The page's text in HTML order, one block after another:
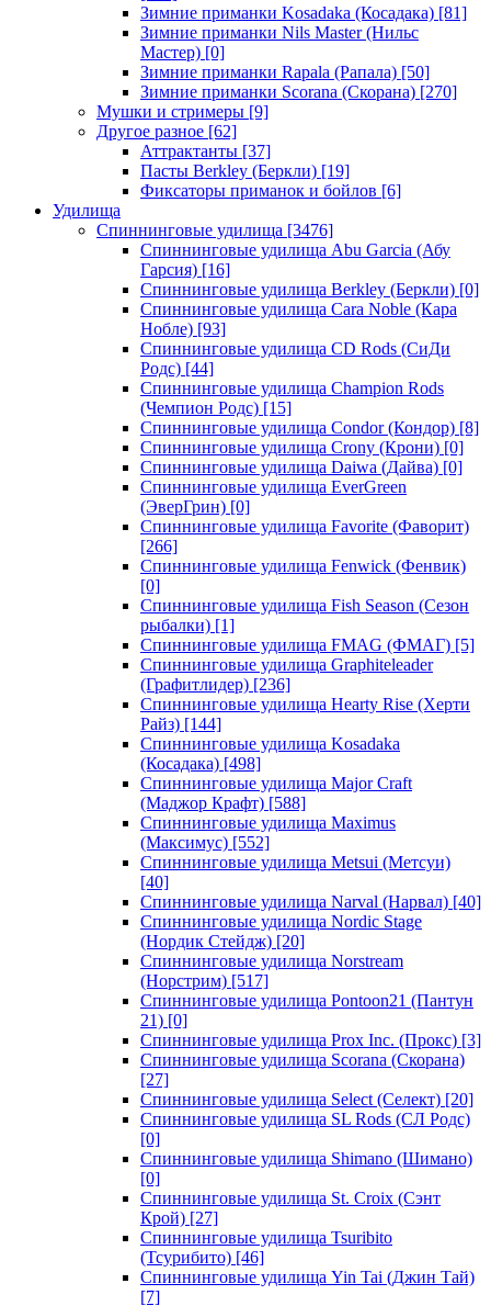
Зимние приманки Kosadaka (Косадака) [81]
Зимние приманки Nils Master (Нильс
Мастер) [0]
Зимние приманки Rapala (Рапала) [50]
Зимние приманки Scorana (Скорана) [270]
Мушки и стримеры [9]
Другое разное [62]
Аттрактанты [37]
Пасты Berkley (Беркли) [19]
Фиксаторы приманок и бойлов [6]
Удилища
Спиннинговые удилища [3476]
Спиннинговые удилища Abu Garcia (Абу
Гарсия) [16]
Спиннинговые удилища Berkley (Беркли) [0]
Спиннинговые удилища Cara Noble (Кара
Нобле) [93]
Спиннинговые удилища CD Rods (СиДи
Родс) [44]
Спиннинговые удилища Champion Rods
(Чемпион Родс) [15]
Спиннинговые удилища Condor (Кондор) [8]
Спиннинговые удилища Crony (Крони) [0]
Спиннинговые удилища Daiwa (Дайва) [0]
Спиннинговые удилища EverGreen
(ЭверГрин) [0]
Спиннинговые удилища Favorite (Фаворит)
[266]
Спиннинговые удилища Fenwick (Фенвик)
[0]
Спиннинговые удилища Fish Season (Сезон
рыбалки) [1]
Спиннинговые удилища FMAG (ФМАГ) [5]
Спиннинговые удилища Graphiteleader
(Графитлидер) [236]
Спиннинговые удилища Hearty Rise (Херти
Райз) [144]
Спиннинговые удилища Kosadaka
(Косадака) [498]
Спиннинговые удилища Major Craft
(Маджор Крафт) [588]
Спиннинговые удилища Maximus
(Максимус) [552]
Спиннинговые удилища Metsui (Метсуи)
[40]
Спиннинговые удилища Narval (Нарвал) [40]
Спиннинговые удилища Nordic Stage
(Нордик Стейдж) [20]
Спиннинговые удилища Norstream
(Норстрим) [517]
Спиннинговые удилища Pontoon21 (Пантун
21) [0]
Спиннинговые удилища Prox Inc. (Прокс) [3]
Спиннинговые удилища Scorana (Скорана)
[27]
Спиннинговые удилища Select (Селект) [20]
Спиннинговые удилища SL Rods (СЛ Родс)
[0]
Спиннинговые удилища Shimano (Шимано)
[0]
Спиннинговые удилища St. Croix (Сэнт
Крой) [27]
Спиннинговые удилища Tsuribito
(Тсурибито) [46]
Спиннинговые удилища Yin Tai (Джин Тай)
[7]